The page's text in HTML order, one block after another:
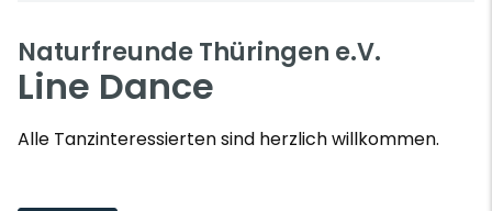
Naturfreunde Thüringen e.V.
Line Dance
Alle Tanzinteressierten sind herzlich willkommen.